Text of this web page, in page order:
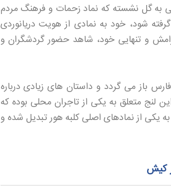
قدیمی به گل نشسته که نماد زحمات و فرهنگ مردم
شود، خود به نمادی از هویت دریانوردی
و تنهایی خود، شاهد حضور گردشگران و
باز می گردد و داستان های زیادی درباره
لنج متعلق به یکی از تاجران محلی بوده که
از نمادهای اصلی کلبه هور تبدیل شده و
کیش